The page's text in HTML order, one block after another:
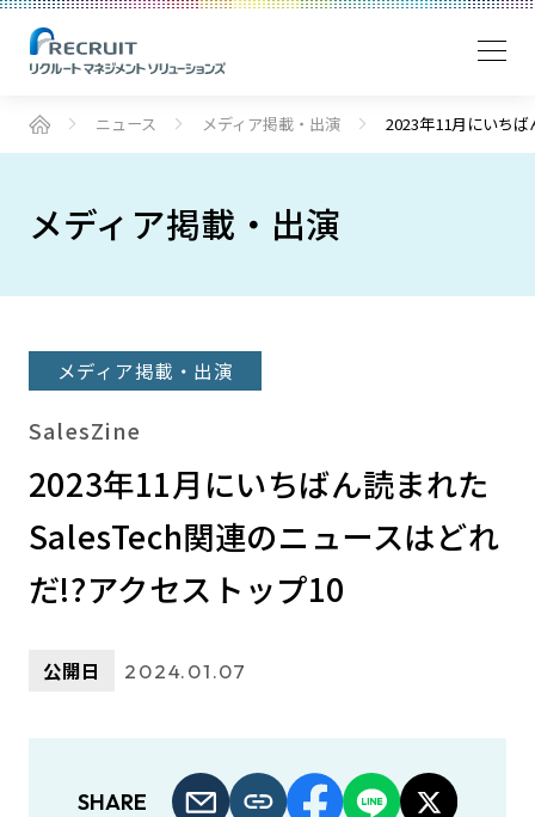
ニュース メディア掲載・出演 2023年11月にいち
メディア掲載・出演
メディア掲載・出演
SalesZine
2023年11月にいちばん読まれた
SalesTech関連のニュースはどれ
だ!?アクセストップ10
公開日 2024.01.07
SHARE